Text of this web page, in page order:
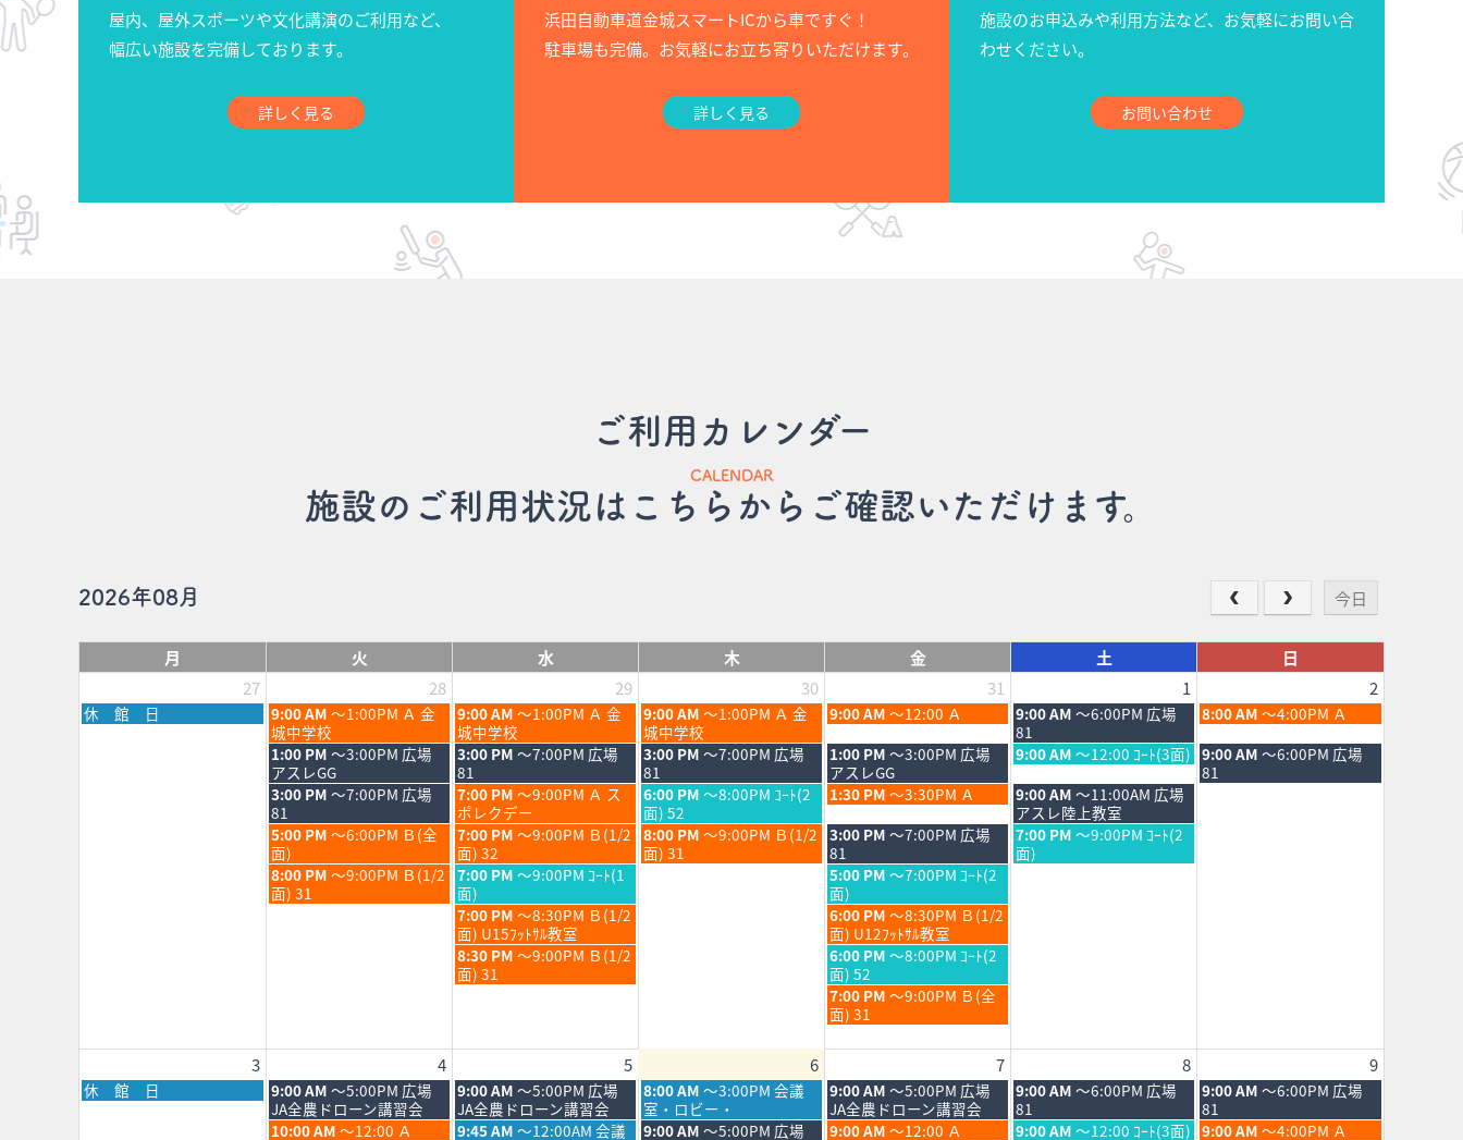
屋内、屋外スポーツや文化講演のご利用など、
幅広い施設を完備しております。
詳しく見る
浜田自動車道金城スマートICから車ですぐ！
駐車場も完備。お気軽にお立ち寄りいただけます。
詳しく見る
施設のお申込みや利用方法など、お気軽にお問い合
わせください。
お問い合わせ
ご利用カレンダー
CALENDAR
施設のご利用状況はこちらからご確認いただけます。
2026年08月 今日
月 火 水 木 金 土
日
27
28 29 30 31 1 2
月
曜
休 館 日
火
曜
日,
7
月
28th
2026
9:00 AM ～1:00PM Ａ 金
城中学校
水
曜
日,
7
月
29th
2026
9:00 AM ～1:00PM Ａ 金
城中学校
木
曜
日,
7
月
30th
2026
9:00 AM ～1:00PM Ａ 金
城中学校
金
曜
日,
7
月
31st
2026
9:00 AM ～12:00 Ａ
土
曜
日,
8
月
1st
2026
9:00 AM ～6:00PM 広場
81
日
曜
日,
8
月
8:00 AM ～4:00PM Ａ
火
曜
日,
7
月
28th
2026
1:00 PM ～3:00PM 広場
アスレGG
水
曜
日,
7
月
29th
2026
3:00 PM ～7:00PM 広場
81
木
曜
日,
7
月
30th
2026
3:00 PM ～7:00PM 広場
81
金
曜
日,
7
月
31st
2026
1:00 PM ～3:00PM 広場
アスレGG
土
曜
日,
8
月
1st
2026
9:00 AM ～12:00 ｺｰﾄ(3面) 日
曜
日,
9:00 AM ～6:00PM 広場
81
火
曜
日,
7
月
28th
2026
3:00 PM ～7:00PM 広場
81
水
曜
日,
7
月
29th
2026
7:00 PM ～9:00PM Ａ ス
ポレクデー
木
曜
日,
7
月
6:00 PM ～8:00PM ｺｰﾄ(2
面) 52
金
曜
日,
7
月
31st
2026
1:30 PM ～3:30PM Ａ
土
曜
日,
8
月
9:00 AM ～11:00AM 広場
アスレ陸上教室
火
曜
日,
7
月
5:00 PM ～6:00PM Ｂ(全
面)
水
曜
日,
7
月
29th
2026
7:00 PM ～9:00PM Ｂ(1/2
面) 32
木
曜
日,
8:00 PM ～9:00PM Ｂ(1/2
面) 31
金
曜
日,
7
月
31st
2026
3:00 PM ～7:00PM 広場
81
土
曜
日,
7:00 PM ～9:00PM ｺｰﾄ(2
面)
火
曜
日,
8:00 PM ～9:00PM Ｂ(1/2
面) 31
水
曜
日,
7
月
29th
2026
7:00 PM ～9:00PM ｺｰﾄ(1
面)
金
曜
日,
7
月
31st
2026
5:00 PM ～7:00PM ｺｰﾄ(2
面)
水
曜
日,
7
月
7:00 PM ～8:30PM Ｂ(1/2
面) U15ﾌｯﾄｻﾙ教室
金
曜
日,
7
月
31st
2026
6:00 PM ～8:30PM Ｂ(1/2
面) U12ﾌｯﾄｻﾙ教室
水
曜
日,
29th
8:30 PM ～9:00PM Ｂ(1/2
面) 31
金
曜
日,
7
月
31st
6:00 PM ～8:00PM ｺｰﾄ(2
面) 52
金
曜
日,
7
31st
2026
7:00 PM ～9:00PM Ｂ(全
面) 31
3 4 5 6 7 8 9
月
曜
休 館 日
火
曜
日,
9:00 AM ～5:00PM 広場
JA全農ドローン講習会
水
曜
日,
9:00 AM ～5:00PM 広場
JA全農ドローン講習会
木
曜
日,
8:00 AM ～3:00PM 会議
室・ロビー・
金
曜
日,
9:00 AM ～5:00PM 広場
JA全農ドローン講習会
土
曜
日,
9:00 AM ～6:00PM 広場
81
日
曜
日,
9:00 AM ～6:00PM 広場
81
火
10:00 AM ～12:00 Ａ
水
9:45 AM ～12:00AM 会議
木
9:00 AM ～5:00PM 広場
金
9:00 AM ～12:00 Ａ
土
9:00 AM ～12:00 ｺｰﾄ(3面) 日
9:00 AM ～4:00PM Ａ